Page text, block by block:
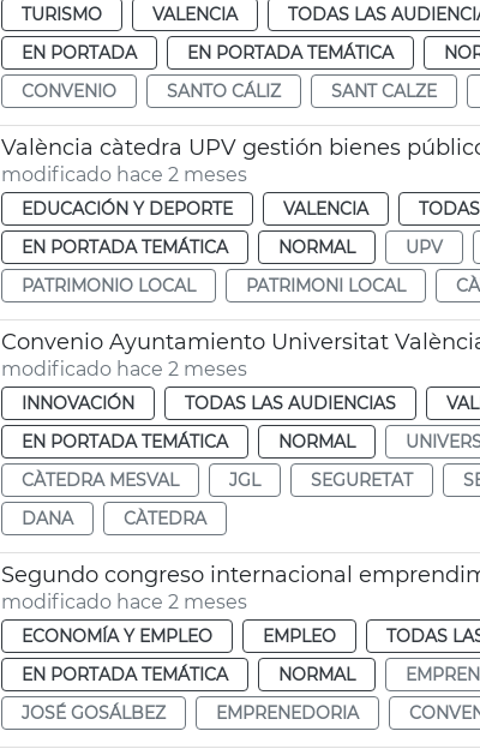
TURISMO VALENCIA TODAS LAS
EN PORTADA
EN PORTADA TEMÁTICA
CONVENIO
SANTO CÁLIZ SANT CALZE
València càtedra UPV gestión bienes
modificado hace 2 meses
EDUCACIÓN Y DEPORTE VALENCIA
EN PORTADA TEMÁTICA
NORMAL UPV
PATRIMONIO LOCAL
PATRIMONI LOCAL
Convenio Ayuntamiento Universitat
modificado hace 2 meses
INNOVACIÓN TODAS LAS AUDIENCIAS
EN PORTADA TEMÁTICA
NORMAL
CÀTEDRA MESVAL
JGL SEGURETAT
DANA
CÀTEDRA
Segundo congreso internacional
modificado hace 2 meses
ECONOMÍA Y EMPLEO EMPLEO TODAS
EN PORTADA TEMÁTICA
NORMAL
JOSÉ GOSÁLBEZ
EMPRENEDORIA